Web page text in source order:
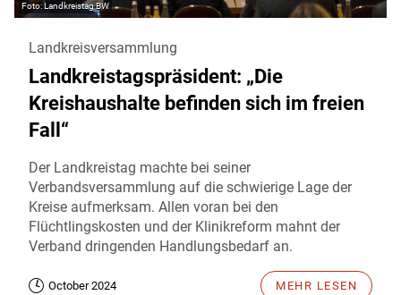
Landkreistag BW
Landkreisversammlung
Landkreistagspräsident: „Die
Kreishaushalte befinden sich im freien
Fall“
Der Landkreistag machte bei seiner
Verbandsversammlung auf die schwierige Lage der
Kreise aufmerksam. Allen voran bei den
Flüchtlingskosten und der Klinikreform mahnt der
Verband dringenden Handlungsbedarf an.
October 2024 MEHR LESEN